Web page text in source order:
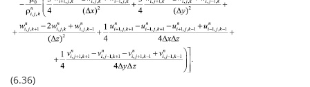
(6.36)